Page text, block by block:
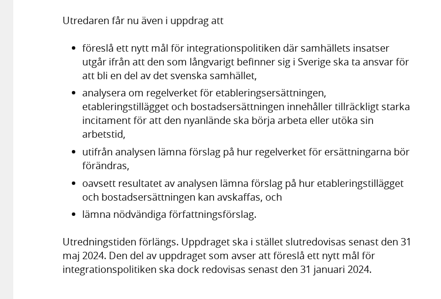
Utredaren får nu även i uppdrag att
föreslå ett nytt mål för integrationspolitiken där samhällets insatser
utgår ifrån att den som långvarigt befinner sig i Sverige ska ta ansvar för
att bli en del av det svenska samhället,
analysera om regelverket för etableringsersättningen,
etableringstillägget och bostadsersättningen innehåller tillräckligt starka
incitament för att den nyanlände ska börja arbeta eller utöka sin
arbetstid,
utifrån analysen lämna förslag på hur regelverket för ersättningarna bör
förändras,
oavsett resultatet av analysen lämna förslag på hur etableringstillägget
och bostadsersättningen kan avskaffas, och
lämna nödvändiga författningsförslag.
Utredningstiden förlängs. Uppdraget ska i stället slutredovisas senast den 31
maj 2024. Den del av uppdraget som avser att föreslå ett nytt mål för
integrationspolitiken ska dock redovisas senast den 31 januari 2024.